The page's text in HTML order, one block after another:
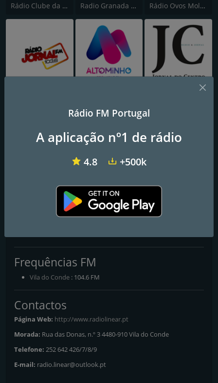
Rádio Clube da Feira Radio Granada FM Rádio Ovos Moles
Rádio TerraNova Horizonte FM 92.8
Rádio Linear
Frequências FM
Vila do Conde : 104.6 FM
Contactos
Página Web: http://www.radiolinear.pt
Morada: Rua das Donas, n.º 3 4480-910 Vila do Conde
Telefone: 252 642 426/7/8/9
E-mail: radio.linear@outlook.pt
Rádio FM Portugal
A aplicação nº1 de rádio
4.8 +500k